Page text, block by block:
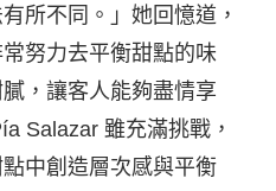
所不同。」她回憶道，
努力去平衡甜點的味
，讓客人能夠盡情享
Salazar 雖充滿挑戰，
中創造層次感與平衡